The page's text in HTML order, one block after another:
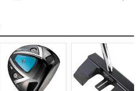
、飛距離に悩むシニアの方は試す価
たしたところ飛距離MAX16ヤード
時間かかりそうとは言っていたもの